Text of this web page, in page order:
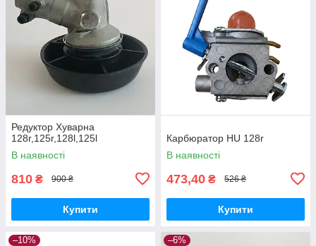
Редуктор Хуварна
128r,125r,128l,125l
В наявності
810 ₴ 900 ₴
Купити
Карбюратор HU 128r
В наявності
473,40 ₴ 526 ₴
Купити
–10% –6%